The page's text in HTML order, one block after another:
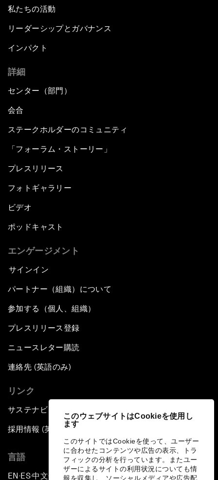
このウェブサイトはCookieを使用し
ます
このサイトではCookieを使って、ユーザー
に合わせたコンテンツや広告の表示、トラ
フィックの分析を行っています。またユー
ザーによるサイトの利用状況についても情
報を収集し、ソーシャルメディアや広告配
私たちの活動
リーダーシップとガバナンス
インパクト
詳細
センター（部門）
会合
ステークホルダーのコミュニティ
「フォーラム・ストーリー」
プレスリリース
フォトギャラリー
ビデオ
ポッドキャスト
エンゲージメント
サインイン
パートナー（組織）について
参加する（個人、組織）
プレスリリース登録
ニュースレター購読
連絡先 (英語のみ)
リンク
サステナビリティへの取り組み
採用情報 (英語のみ)
言語
EN ▪ES▪中文▪ 日本語